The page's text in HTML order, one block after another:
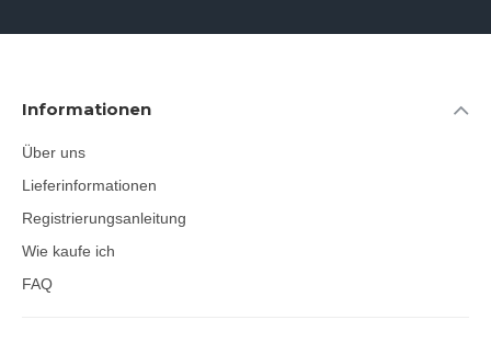
Informationen
Über uns
Lieferinformationen
Registrierungsanleitung
Wie kaufe ich
FAQ